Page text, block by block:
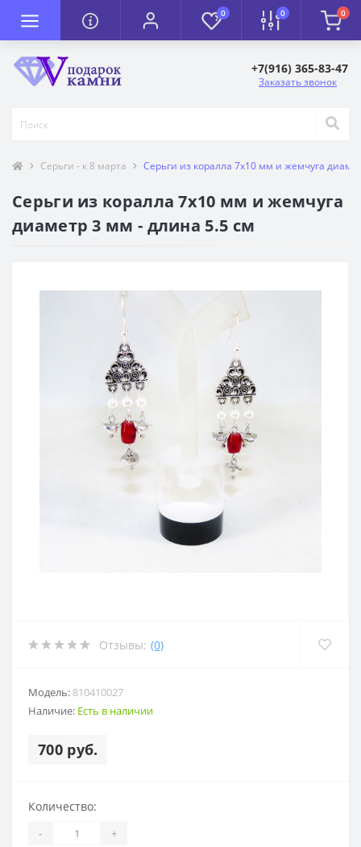
0 0 0
+7(916) 365-83-47
Заказать звонок
Серьги - к 8 марта Серьги из коралла 7х10 мм и жемчуга
Серьги из коралла 7х10 мм и жемчуга
диаметр 3 мм - длина 5.5 см
Отзывы: (0)
Модель: 810410027
Наличие: Есть в наличии
700 руб.
Количество:
- +